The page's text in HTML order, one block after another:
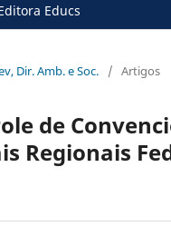
Educs
Dir. Amb. e Soc. / Artigos
de
Regionais